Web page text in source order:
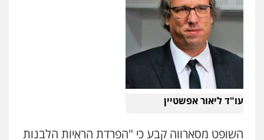
עו"ד ליאור אפשטיין
השופט מסארווה קבע כי "הפרדת הראיות הלבנות